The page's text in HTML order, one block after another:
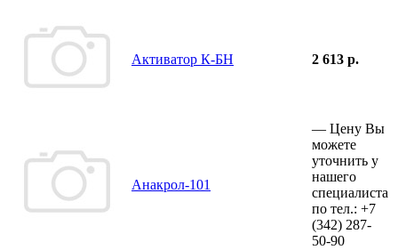
Активатор К-БН 2 613 р.
Анакрол-101
— Цену Вы
можете
уточнить у
нашего
специалиста
по тел.: +7
(342) 287-
50-90